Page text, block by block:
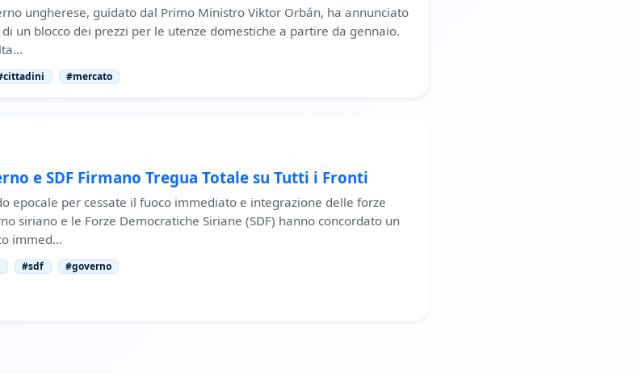
ungherese, guidato dal Primo Ministro Viktor Orbán, ha annunciato
un blocco dei prezzi per le utenze domestiche a partire da gennaio.
#mercato
e SDF Firmano Tregua Totale su Tutti i Fronti
epocale per cessate il fuoco immediato e integrazione delle forze
siriano e le Forze Democratiche Siriane (SDF) hanno concordato un
immed…
#sdf #governo